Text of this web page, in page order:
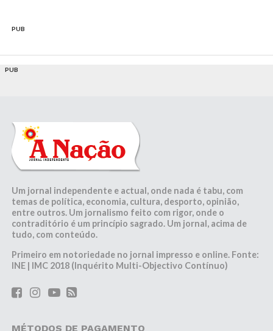
PUB
PUB
Um jornal independente e actual, onde nada é tabu, com
temas de política, economia, cultura, desporto, opinião,
entre outros. Um jornalismo feito com rigor, onde o
contraditório é um princípio sagrado. Um jornal, acima de
tudo, com conteúdo.
Primeiro em notoriedade no jornal impresso e online. Fonte:
INE | IMC 2018 (Inquérito Multi-Objectivo Contínuo)
MÉTODOS DE PAGAMENTO